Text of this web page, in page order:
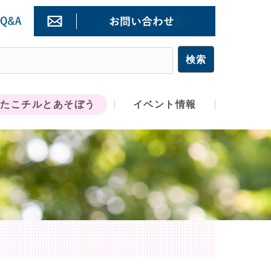
たこチルとあそぼう イベント情報